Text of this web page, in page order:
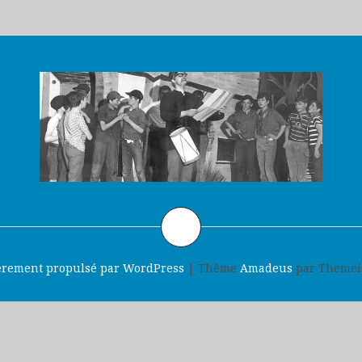
propulsé par WordPress | Thème Amadeus par